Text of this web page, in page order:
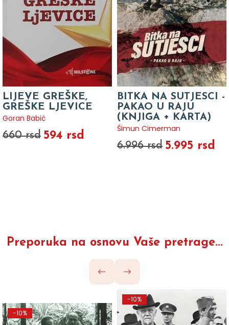
LIJEVE GREŠKE,
GREŠKE LJEVICE
Goran Babić
660 rsd 594 rsd
BITKA NA SUTJESCI -
PAKAO U RAJU
(KNJIGA + KARTA)
Šimun Cimerman
6.996 rsd 5.995 rsd
Preporuka na osnovu Vaše pretrage...
-10%
-10%